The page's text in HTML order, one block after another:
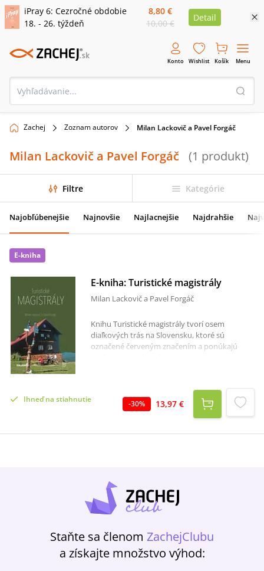
iPray 6: Cezročné obdobie
18. - 26. týždeň
8,80 €
10,00 €
Detail
Konto Wishlist Košík Menu
Zachej Zoznam autorov Milan Lackovič a Pavel Forgáč
Milan Lackovič a Pavel Forgáč (1 produkt)
Filtre Kategórie
Najobľúbenejšie Najnovšie Najlacnejšie Najdrahšie
E-kniha
E-kniha: Turistické magistrály
Milan Lackovič a Pavel Forgáč
Knihu Turistické magistrály tvorí osem
diaľkových trás na Slovensku, ktoré sú
označené červeným značením a ponúkajú
magistrály, a môžeme si vychutnať viac ako
150 farebných fotografií, ktoré nám pomôžu
lepšie si predstaviť atmosféru a krásy
súčasťou trilógie Turistické Slovensko.
Ihneď na stiahnutie -30% 13,97 €
Staňte sa členom ZachejClubu
a získajte množstvo výhod: